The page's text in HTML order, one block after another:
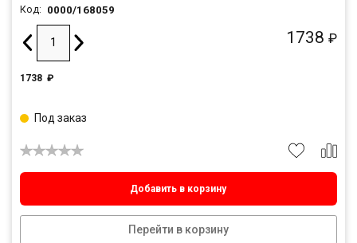
Код: 0000/168059
1738 ₽
1738 ₽
Добавить в корзину
Перейти в корзину
Под заказ